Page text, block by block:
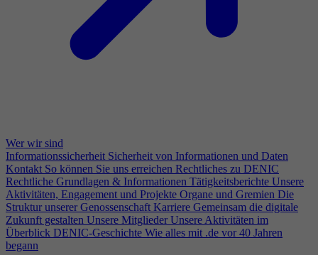
Wer wir sind
Informationssicherheit Sicherheit von Informationen und Daten
Kontakt So können Sie uns erreichen Rechtliches zu DENIC
Rechtliche Grundlagen & Informationen Tätigkeitsberichte Unsere
Aktivitäten, Engagement und Projekte Organe und Gremien Die
Struktur unserer Genossenschaft Karriere Gemeinsam die digitale
Zukunft gestalten Unsere Mitglieder Unsere Aktivitäten im
Überblick DENIC-Geschichte Wie alles mit .de vor 40 Jahren
begann